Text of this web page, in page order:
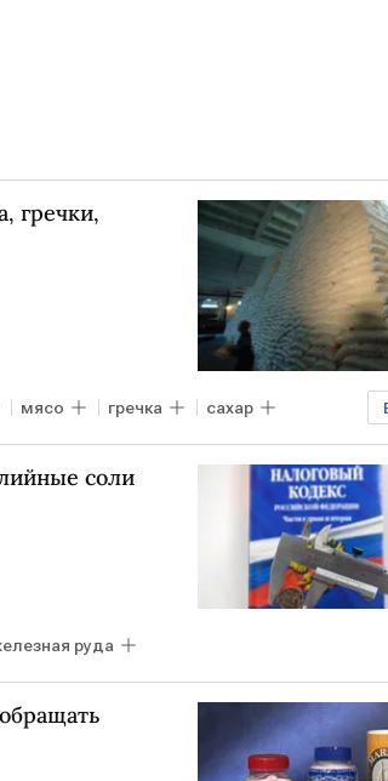
гречки,
мясо гречка сахар
соли
руда